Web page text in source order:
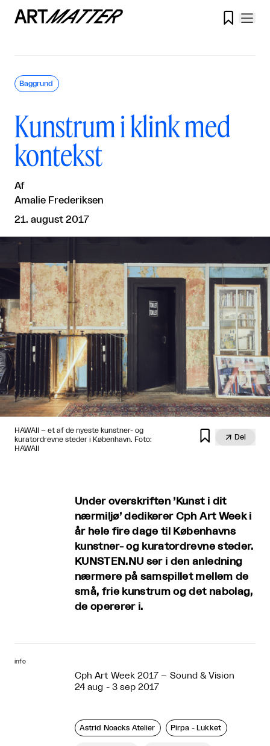

Kunstrum i klink med
kontekst
Af
Amalie Frederiksen
21. august 2017
Baggrund
HAWAII – et af de nyeste kunstner- og
kuratordrevne steder i København. Foto:
HAWAII
  Del
Under overskriften ’Kunst i dit
nærmiljø’ dedikerer Cph Art Week i
år hele fire dage til Københavns
kunstner- og kuratordrevne steder.
KUNSTEN.NU ser i den anledning
nærmere på samspillet mellem de
små, frie kunstrum og det nabolag,
de opererer i.
info
Cph Art Week 2017 – Sound & Vision
24 aug - 3 sep 2017
Astrid Noacks Atelier Pirpa - Lukket